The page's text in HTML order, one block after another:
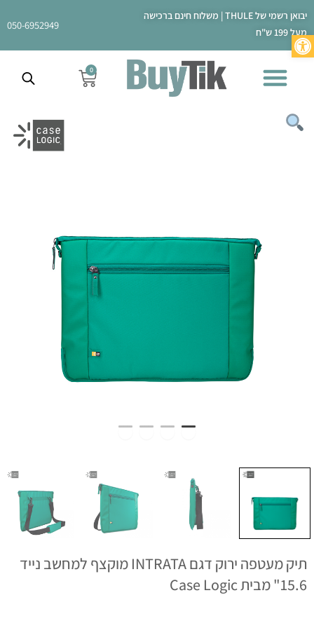
פתח סרגל נגישות
יבואן רשמי של THULE | משלוח חינם ברכישה
מעל 199 ש"ח
050-6952949
0
עגלת
קניות
תיק מעטפה ירוק דגם INTRATA מוקצף למחשב נייד
15.6" מבית Case Logic